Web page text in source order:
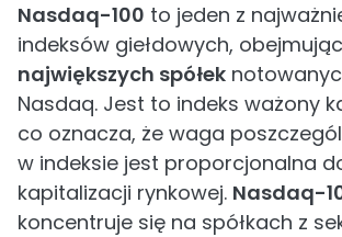
Nasdaq-100 to jeden z
indeksów giełdowych,
największych spółek
Nasdaq. Jest to indeks ważony
co oznacza, że waga
w indeksie jest proporcjonalna
kapitalizacji rynkowej. Nasdaq-
koncentruje się na spółkach z